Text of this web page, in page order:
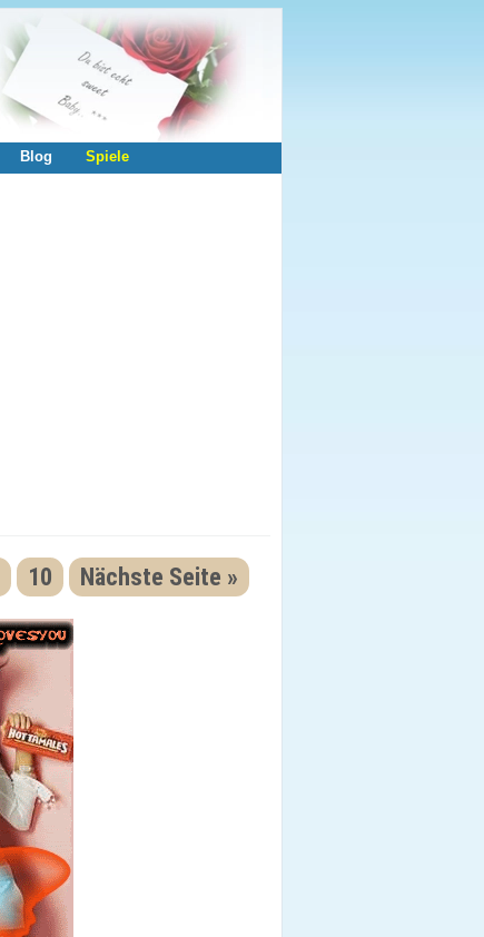
Blog Spiele
10 Nächste Seite »